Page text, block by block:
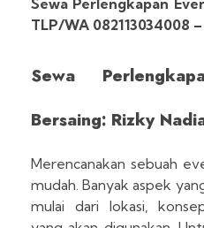
Sewa Perlengkapan
TLP/WA 082113034008 –
Sewa
Bersaing: Rizky
Merencanakan sebuah
mudah. Banyak aspek
mulai dari lokasi,